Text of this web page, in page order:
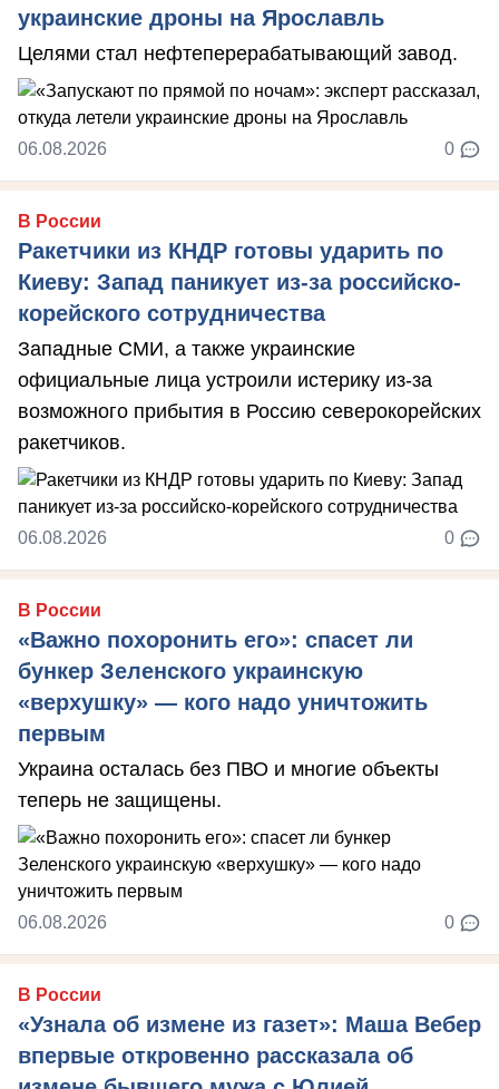
украинские дроны на Ярославль
Целями стал нефтеперерабатывающий завод.
06.08.2026 0
В России
Ракетчики из КНДР готовы ударить по
Киеву: Запад паникует из-за российско-
корейского сотрудничества
Западные СМИ, а также украинские
официальные лица устроили истерику из-за
возможного прибытия в Россию северокорейских
ракетчиков.
06.08.2026 0
В России
«Важно похоронить его»: спасет ли
бункер Зеленского украинскую
«верхушку» — кого надо уничтожить
первым
Украина осталась без ПВО и многие объекты
теперь не защищены.
06.08.2026 0
В России
«Узнала об измене из газет»: Маша Вебер
впервые откровенно рассказала об